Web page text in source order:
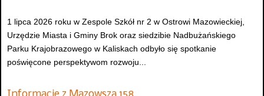
1 lipca 2026 roku w Zespole Szkół nr 2 w Ostrowi Mazowieckiej,
Urzędzie Miasta i Gminy Brok oraz siedzibie Nadbużańskiego
Parku Krajobrazowego w Kaliskach odbyło się spotkanie
poświęcone perspektywom rozwoju...